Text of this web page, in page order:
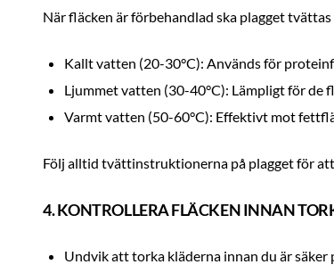
När fläcken är förbehandlad ska plagget
Kallt vatten (20-30°C): Används för
Ljummet vatten (30-40°C): Lämpligt för de
Varmt vatten (50-60°C): Effektivt mot
Följ alltid tvättinstruktionerna på plagget för
4. KONTROLLERA FLÄCKEN INNAN
Undvik att torka kläderna innan du är